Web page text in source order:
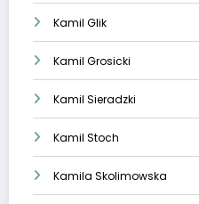
Kamil Glik
Kamil Grosicki
Kamil Sieradzki
Kamil Stoch
Kamila Skolimowska